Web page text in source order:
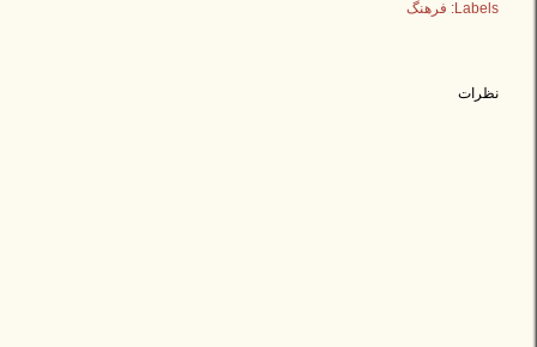
Labels: فرهنگ
نظرات